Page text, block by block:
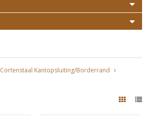
Cortenstaal Kantopsluiting/Borderrand